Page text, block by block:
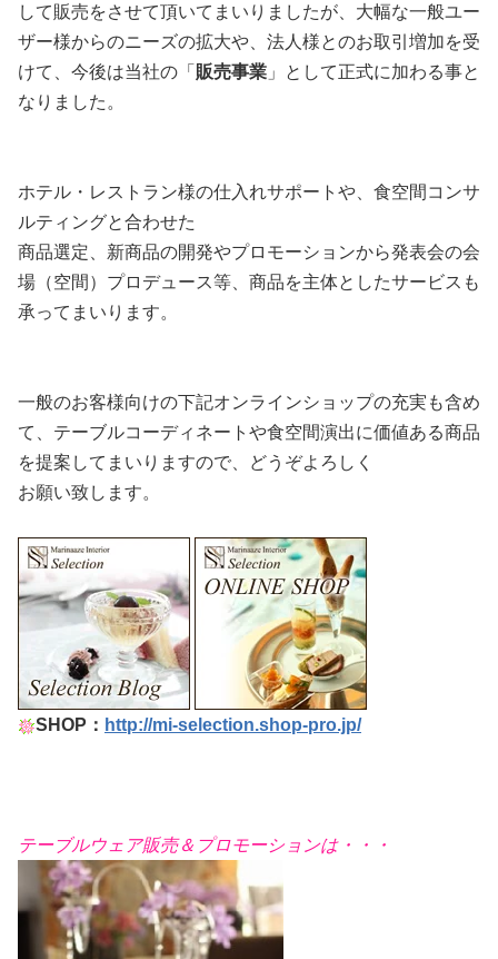
して販売をさせて頂いてまいりましたが、大幅な一般ユー
ザー様からのニーズの拡大や、法人様とのお取引増加を受
けて、 今後は当社の「 販売事業 」として正式に加わる事と
なりました。
ホテル・レストラン様の仕入れサポートや、食空間コンサ
ルティングと合わせた
商品選定、新商品の開発やプロモーションから発表会の会
場（空間） プロデュース等、商品を主体としたサービスも
承ってまいります。
一般のお客様向けの下記オンラインショップの充実も含め
て、テーブルコーディネートや食空間演出に価値ある商品
を提案してまいりますので、どうぞよろしく
お願い致します。
SHOP： http://mi-selection.shop-pro.jp/
テーブルウェア販売＆プロモーションは・・・